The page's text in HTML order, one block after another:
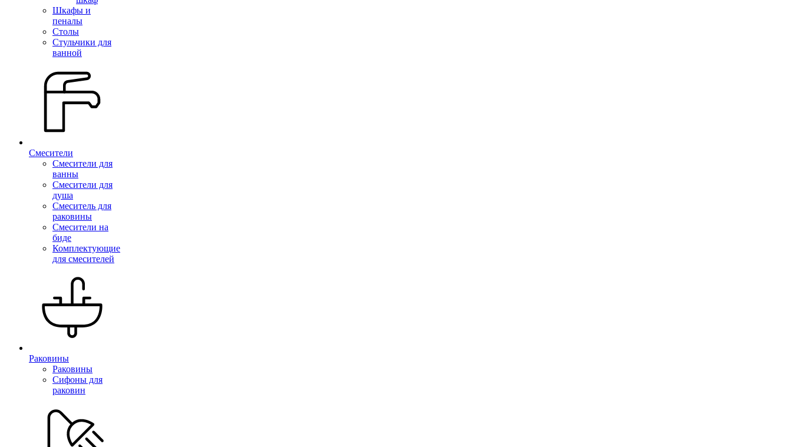
Шкафы и
пеналы
Столы
Стульчики для
ванной
Смесители
Смесители для
ванны
Смесители для
душа
Смеситель для
раковины
Смесители на
биде
Комплектующие
для смесителей
Раковины
Раковины
Сифоны для
раковин